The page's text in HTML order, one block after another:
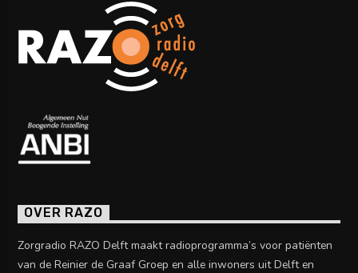
OVER RAZO
Zorgradio RAZO Delft maakt radioprogramma’s voor patiënten
van de Reinier de Graaf Groep en alle inwoners uit Delft en